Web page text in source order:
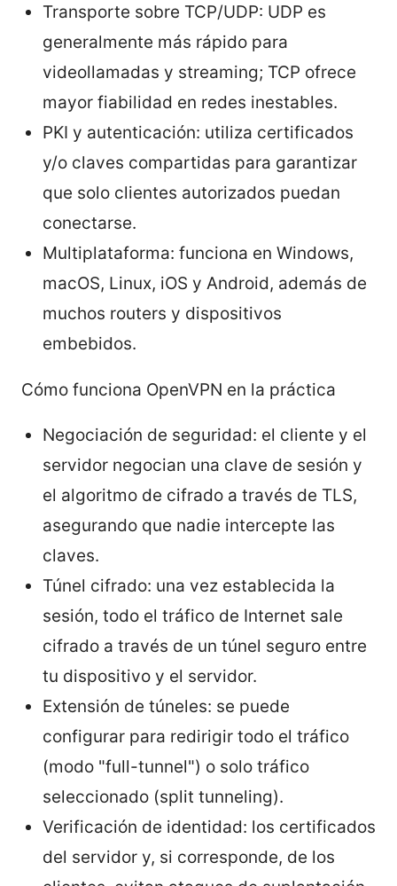
Transporte sobre TCP/UDP: UDP es
generalmente más rápido para
videollamadas y streaming; TCP ofrece
mayor fiabilidad en redes inestables.
PKI y autenticación: utiliza certificados
y/o claves compartidas para garantizar
que solo clientes autorizados puedan
conectarse.
Multiplataforma: funciona en Windows,
macOS, Linux, iOS y Android, además de
muchos routers y dispositivos
embebidos.
Cómo funciona OpenVPN en la práctica
Negociación de seguridad: el cliente y el
servidor negocian una clave de sesión y
el algoritmo de cifrado a través de TLS,
asegurando que nadie intercepte las
claves.
Túnel cifrado: una vez establecida la
sesión, todo el tráfico de Internet sale
cifrado a través de un túnel seguro entre
tu dispositivo y el servidor.
Extensión de túneles: se puede
configurar para redirigir todo el tráfico
(modo "full-tunnel") o solo tráfico
seleccionado (split tunneling).
Verificación de identidad: los certificados
del servidor y, si corresponde, de los